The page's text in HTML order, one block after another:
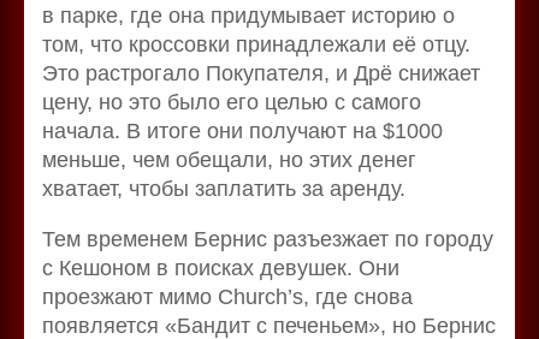
в парке, где она придумывает историю о
том, что кроссовки принадлежали её отцу.
Это растрогало Покупателя, и Дрё снижает
цену, но это было его целью с самого
начала. В итоге они получают на $1000
меньше, чем обещали, но этих денег
хватает, чтобы заплатить за аренду.
Тем временем Бернис разъезжает по городу
с Кешоном в поисках девушек. Они
проезжают мимо Church’s, где снова
появляется «Бандит с печеньем», но Бернис